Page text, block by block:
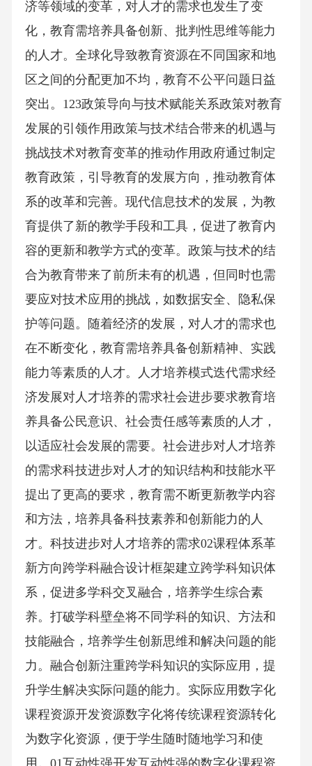
济等领域的变革，对人才的需求也发生了变
化，教育需培养具备创新、批判性思维等能力
的人才。全球化导致教育资源在不同国家和地
区之间的分配更加不均，教育不公平问题日益
突出。123政策导向与技术赋能关系政策对教育
发展的引领作用政策与技术结合带来的机遇与
挑战技术对教育变革的推动作用政府通过制定
教育政策，引导教育的发展方向，推动教育体
系的改革和完善。现代信息技术的发展，为教
育提供了新的教学手段和工具，促进了教育内
容的更新和教学方式的变革。政策与技术的结
合为教育带来了前所未有的机遇，但同时也需
要应对技术应用的挑战，如数据安全、隐私保
护等问题。随着经济的发展，对人才的需求也
在不断变化，教育需培养具备创新精神、实践
能力等素质的人才。人才培养模式迭代需求经
济发展对人才培养的需求社会进步要求教育培
养具备公民意识、社会责任感等素质的人才，
以适应社会发展的需要。社会进步对人才培养
的需求科技进步对人才的知识结构和技能水平
提出了更高的要求，教育需不断更新教学内容
和方法，培养具备科技素养和创新能力的人
才。科技进步对人才培养的需求02课程体系革
新方向跨学科融合设计框架建立跨学科知识体
系，促进多学科交叉融合，培养学生综合素
养。打破学科壁垒将不同学科的知识、方法和
技能融合，培养学生创新思维和解决问题的能
力。融合创新注重跨学科知识的实际应用，提
升学生解决实际问题的能力。实际应用数字化
课程资源开发资源数字化将传统课程资源转化
为数字化资源，便于学生随时随地学习和使